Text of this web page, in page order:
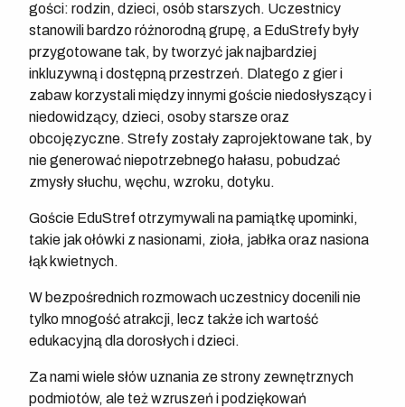
gości: rodzin, dzieci, osób starszych. Uczestnicy
stanowili bardzo różnorodną grupę, a EduStrefy były
przygotowane tak, by tworzyć jak najbardziej
inkluzywną i dostępną przestrzeń. Dlatego z gier i
zabaw korzystali między innymi goście niedosłyszący i
niedowidzący, dzieci, osoby starsze oraz
obcojęzyczne. Strefy zostały zaprojektowane tak, by
nie generować niepotrzebnego hałasu, pobudzać
zmysły słuchu, węchu, wzroku, dotyku.
Goście EduStref otrzymywali na pamiątkę upominki,
takie jak ołówki z nasionami, zioła, jabłka oraz nasiona
łąk kwietnych.
W bezpośrednich rozmowach uczestnicy docenili nie
tylko mnogość atrakcji, lecz także ich wartość
edukacyjną dla dorosłych i dzieci.
Za nami wiele słów uznania ze strony zewnętrznych
podmiotów, ale też wzruszeń i podziękowań